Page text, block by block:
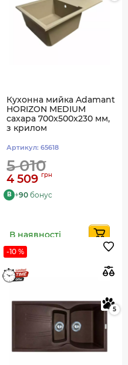
Кухонна мийка Adamant
HORIZON MEDIUM
сахара 700x500x230 мм,
з крилом
Артикул: 65618
5 010
4 509 грн
B +90 бонус
В наявності
-10 %
5